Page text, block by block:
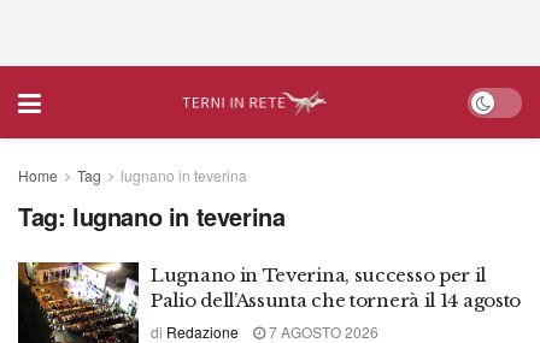
Home Tag lugnano in teverina
Tag: lugnano in teverina
Lugnano in Teverina, successo per il
Palio dell’Assunta che tornerà il 14 agosto
di Redazione 7 AGOSTO 2026